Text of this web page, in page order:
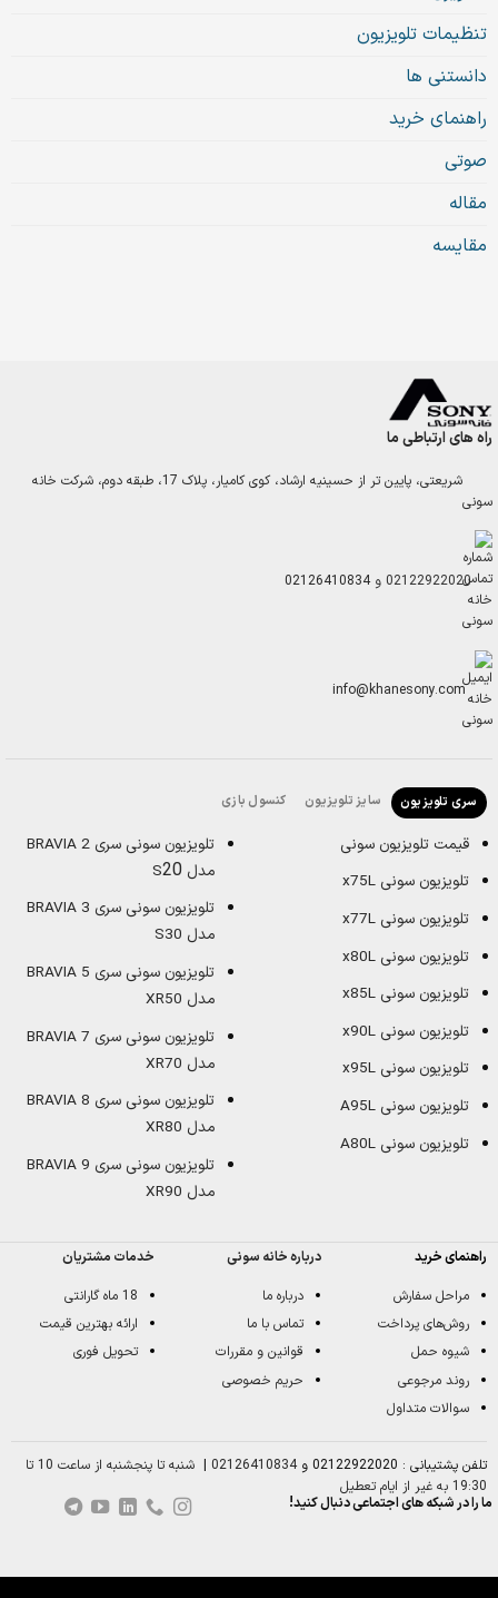
تنظیمات تلویزیون
دانستنی ها
راهنمای خرید
صوتی
مقاله
مقایسه
راه های ارتباطی ما
شریعتی، پایین تر از حسینیه ارشاد، کوی کامیار، پلاک 17، طبقه دوم، شرکت خانه
سونی
02122922020 و02126410834
info@khanesony.com
سری تلویزیون سایز تلویزیون کنسول بازی
قیمت تلویزیون سونی
تلویزیون سونی x75L
تلویزیون سونی x77L
تلویزیون سونی x80L
تلویزیون سونی x85L
تلویزیون سونی x90L
تلویزیون سونی x95L
تلویزیون سونی A95L
تلویزیون سونی A80L
تلویزیون سونی سری BRAVIA 2
مدل S 20
تلویزیون سونی سری BRAVIA 3
مدل S30
تلویزیون سونی سری BRAVIA 5
مدل XR50
تلویزیون سونی سری BRAVIA 7
مدل XR70
تلویزیون سونی سری BRAVIA 8
مدل XR80
تلویزیون سونی سری BRAVIA 9
مدل XR90
راهنمای خرید
مراحل سفارش
روش‌های پرداخت
شیوه حمل
روند مرجوعی
سوالات متداول
درباره خانه سونی
درباره ما
تماس با ما
قوانین و مقررات
حریم خصوصی
خدمات مشتریان
18 ماه گارانتی
ارائه بهترین قیمت
تحویل فوری
تلفن پشتیبانی : 02122922020 و 02126410834
شنبه تا پنجشنبه از ساعت 10 تا
19:30 به غیر از ایام تعطیل
ما را در شبکه های اجتماعی دنبال کنید!